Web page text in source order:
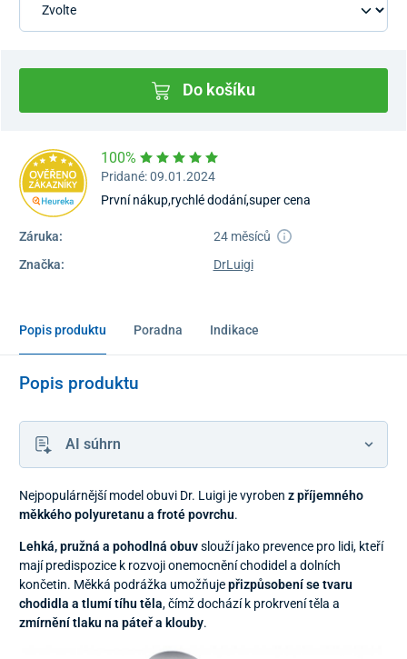
Do košíku
100%
Pridané: 09.01.2024
První nákup,rychlé dodání,super cena
Záruka:
24 měsíců
Značka:
DrLuigi
Popis produktu Poradna Indikace
Popis produktu
AI súhrn
Nejpopulárnější model obuvi Dr. Luigi je vyroben z příjemného
měkkého polyuretanu a frotépovrchu.
Lehká, pružná a pohodlná obuvslouží jako prevence pro lidi, kteří
mají predispozice k rozvoji onemocnění chodidel a dolních
končetin. Měkká podrážka umožňujepřizpůsobení se tvaru
chodidla a tlumí tíhu těla, čímž dochází k prokrvení těla a
zmírnění tlaku na páteř a klouby.